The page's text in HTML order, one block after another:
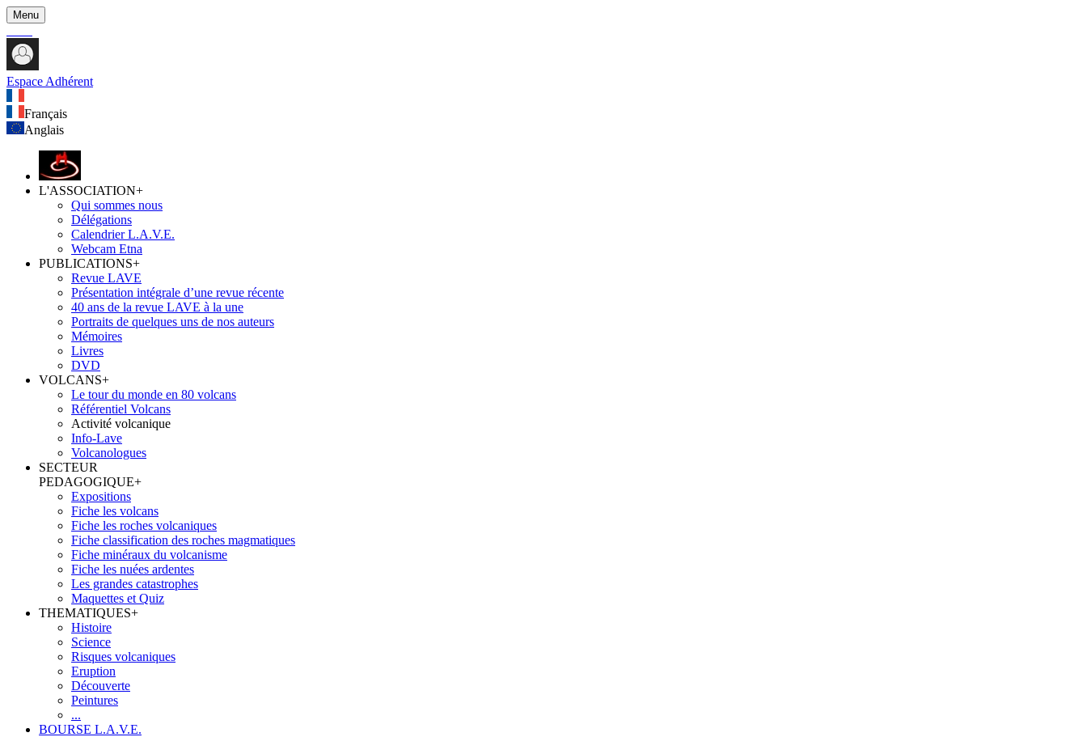
Menu
Espace Adhérent
Français
Anglais
L'ASSOCIATION+
Qui sommes nous
Délégations
Calendrier L.A.V.E.
Webcam Etna
PUBLICATIONS+
Revue LAVE
Présentation intégrale d’une revue récente
40 ans de la revue LAVE à la une
Portraits de quelques uns de nos auteurs
Mémoires
Livres
DVD
VOLCANS+
Le tour du monde en 80 volcans
Référentiel Volcans
Activité volcanique
Info-Lave
Volcanologues
SECTEUR
PEDAGOGIQUE+
Expositions
Fiche les volcans
Fiche les roches volcaniques
Fiche classification des roches magmatiques
Fiche minéraux du volcanisme
Fiche les nuées ardentes
Les grandes catastrophes
Maquettes et Quiz
THEMATIQUES+
Histoire
Science
Risques volcaniques
Eruption
Découverte
Peintures
...
BOURSE L.A.V.E.